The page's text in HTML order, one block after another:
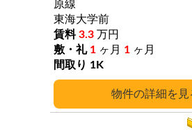
詳細
原線
東海大学前
3.3 万円
1 ヶ月 1 ヶ月
1K